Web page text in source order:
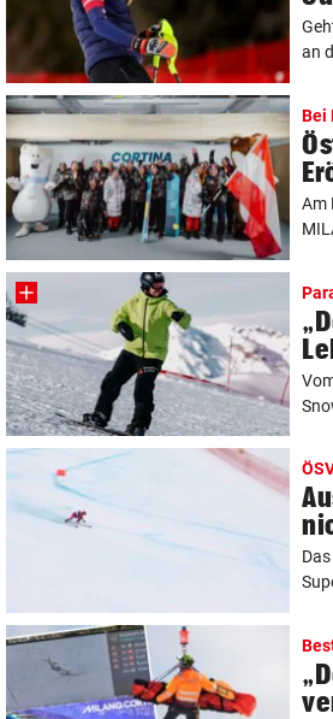
an
Bei
Am